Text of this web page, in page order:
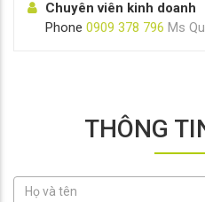
Chuyên viên kinh doanh
Phone 0909 378 796 Ms
THÔNG